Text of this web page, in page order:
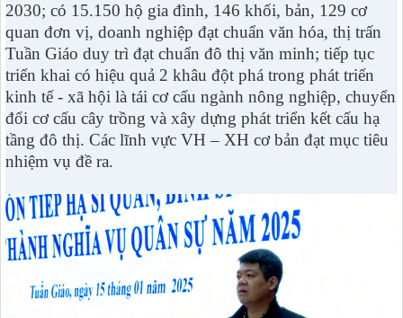
2030; có 15.150 hộ gia đình, 146 khối, bản, 129 cơ
quan đơn vị, doanh nghiệp đạt chuẩn văn hóa, thị trấn
Tuần Giáo duy trì đạt chuẩn đô thị văn minh; tiếp tục
triển khai có hiệu quả 2 khâu đột phá trong phát triển
kinh tế - xã hội là tái cơ cấu ngành nông nghiệp, chuyển
đổi cơ cấu cây trồng và xây dựng phát triển kết cấu hạ
tầng đô thị. Các lĩnh vực VH – XH cơ bản đạt mục tiêu
nhiệm vụ đề ra.